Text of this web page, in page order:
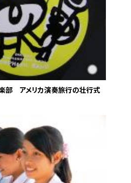
部 アメリカ演奏旅行の壮行式